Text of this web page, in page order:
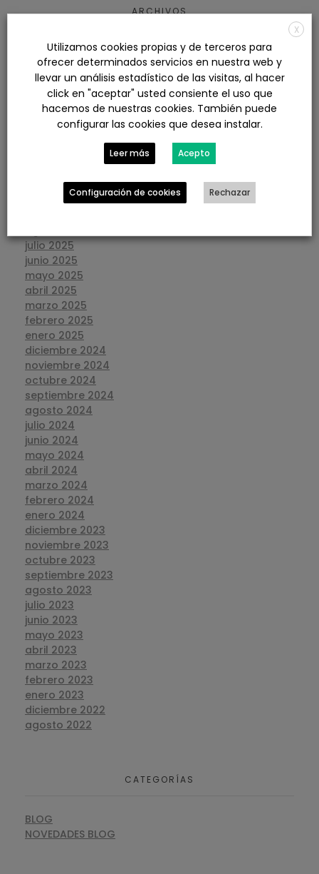
ARCHIVOS
agosto 2026
julio 2026
junio 2026
mayo 2026
abril 2026
marzo 2026
noviembre 2025
octubre 2025
julio 2025
junio 2025
mayo 2025
abril 2025
marzo 2025
febrero 2025
enero 2025
diciembre 2024
noviembre 2024
octubre 2024
septiembre 2024
agosto 2024
julio 2024
junio 2024
mayo 2024
abril 2024
marzo 2024
febrero 2024
enero 2024
diciembre 2023
noviembre 2023
octubre 2023
septiembre 2023
agosto 2023
julio 2023
junio 2023
mayo 2023
abril 2023
marzo 2023
febrero 2023
enero 2023
diciembre 2022
agosto 2022
CATEGORÍAS
BLOG
NOVEDADES BLOG
X
Utilizamos cookies propias y de terceros para
ofrecer determinados servicios en nuestra web y
llevar un análisis estadístico de las visitas, al hacer
click en "aceptar" usted consiente el uso que
hacemos de nuestras cookies. También puede
configurar las cookies que desea instalar.
Leer más Acepto
Configuración de cookies Rechazar